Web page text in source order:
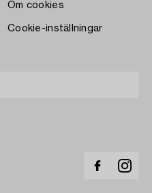
Om cookies
Cookie-inställningar